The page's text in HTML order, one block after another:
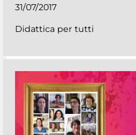
31/07/2017
Didattica per tutti